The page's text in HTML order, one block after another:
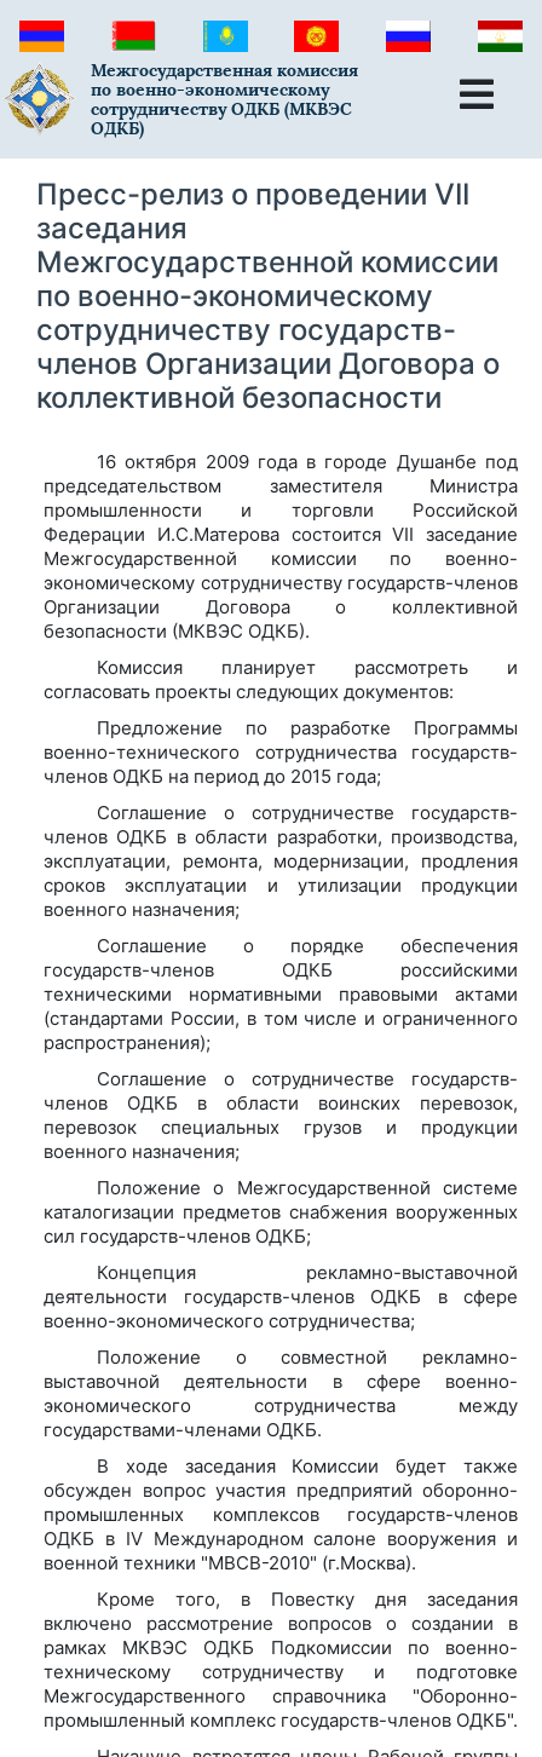
Межгосударственная комиссия
по военно-экономическому
сотрудничеству ОДКБ (МКВЭС
ОДКБ)
Пресс-релиз о проведении VII
заседания
Межгосударственной комиссии
по военно-экономическому
сотрудничеству государств-
членов Организации Договора о
коллективной безопасности
16 октября 2009 года в городе Душанбе под
председательством заместителя Министра
промышленности и торговли Российской
Федерации И.С.Матерова состоится VII заседание
Межгосударственной комиссии по военно-
экономическому сотрудничеству государств-членов
Организации Договора о коллективной
безопасности (МКВЭС ОДКБ).
Комиссия планирует рассмотреть и
согласовать проекты следующих документов:
Предложение по разработке Программы
военно-технического сотрудничества государств-
членов ОДКБ на период до 2015 года;
Соглашение о сотрудничестве государств-
членов ОДКБ в области разработки, производства,
эксплуатации, ремонта, модернизации, продления
сроков эксплуатации и утилизации продукции
военного назначения;
Соглашение о порядке обеспечения
государств-членов ОДКБ российскими
техническими нормативными правовыми актами
(стандартами России, в том числе и ограниченного
распространения);
Соглашение о сотрудничестве государств-
членов ОДКБ в области воинских перевозок,
перевозок специальных грузов и продукции
военного назначения;
Положение о Межгосударственной системе
каталогизации предметов снабжения вооруженных
сил государств-членов ОДКБ;
Концепция рекламно-выставочной
деятельности государств-членов ОДКБ в сфере
военно-экономического сотрудничества;
Положение о совместной рекламно-
выставочной деятельности в сфере военно-
экономического сотрудничества между
государствами-членами ОДКБ.
В ходе заседания Комиссии будет также
обсужден вопрос участия предприятий оборонно-
промышленных комплексов государств-членов
ОДКБ в IV Международном салоне вооружения и
военной техники "МВСВ-2010" (г.Москва).
Кроме того, в Повестку дня заседания
включено рассмотрение вопросов о создании в
рамках МКВЭС ОДКБ Подкомиссии по военно-
техническому сотрудничеству и подготовке
Межгосударственного справочника "Оборонно-
промышленный комплекс государств-членов ОДКБ".